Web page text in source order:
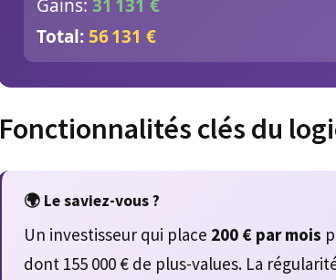
Gains: 31 131 €
Total: 56 131 €
Fonctionnalités clés du
🌍 Le saviez-vous ?
Un investisseur qui place 200 € par mois
dont 155 000 € de plus-values. La